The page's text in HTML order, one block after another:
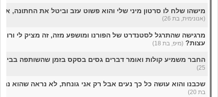
גאווה
מישהו שלח לו סרטון מיני שלי והוא פשוט עזב וביטל את החתונה,
(אנונימית, בת 26)
מרגישה שהתרגל לסטנדרט של הפורנו ומושפע מזה, זה מציק לי
עצות? (מיפ, בת 18)
החבר משמיע קולות ואומר דברים גסים בסקס בזמן שהשותפה
25)
שכבנו והוא עושה כל כך נעים אבל רק אני גונחת, לא נראה שהוא
בת 20)